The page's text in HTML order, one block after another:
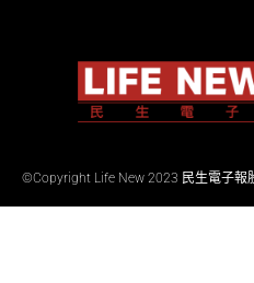
©Copyright Life New 2023 民生電子報